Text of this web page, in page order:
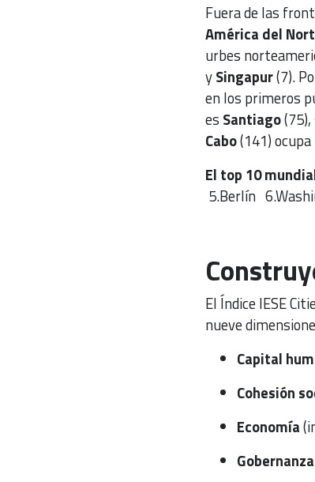
Fuera de las
América del
urbes
ySingapur(7).
en los primeros
es Santiago(75),
Cabo(141) ocupa
El top 10
5.Berlín
El Índice IESE
nueve
Capital
Cohesión
Economía
Gobernanza